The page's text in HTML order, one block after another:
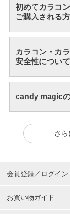
初めてカラコ
ご購入される
カラコン・カ
安全性について
candy magic
さ
会員登録／ログイン
お買い物ガイド